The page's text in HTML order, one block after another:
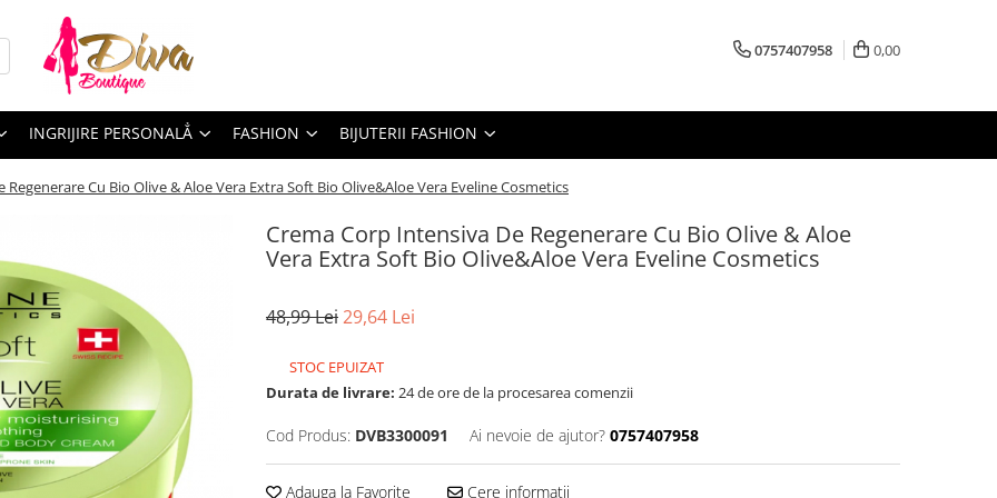
0757407958 0,00
INGRIJIRE PERSONALẲ FASHION BIJUTERII FASHION
Cu Bio Olive & Aloe Vera Extra Soft Bio Olive&Aloe Vera Eveline Cosmetics
Crema Corp Intensiva De Regenerare Cu Bio Olive & Aloe
Vera Extra Soft Bio Olive&Aloe Vera Eveline Cosmetics
48,99 Lei29,64 Lei
STOC EPUIZAT
Durata de livrare: 24 de ore de la procesarea comenzii
Cod Produs: DVB3300091 Ai nevoie de ajutor? 0757407958
Adauga la Favorite Cere informatii